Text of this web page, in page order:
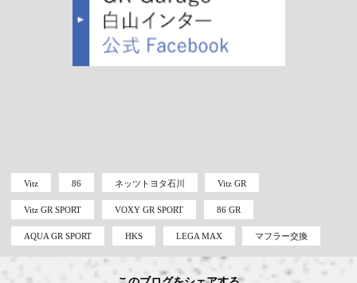
Vitz 86 ネッツトヨタ石川 Vitz GR
Vitz GR SPORT VOXY GR SPORT 86 GR
AQUA GR SPORT HKS LEGA MAX マフラー交換